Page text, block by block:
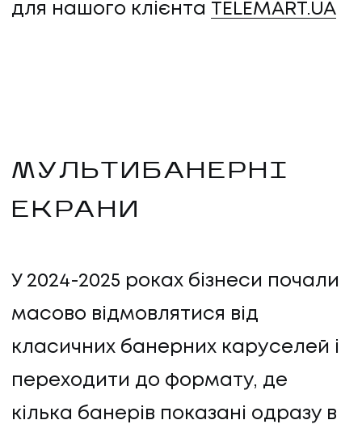
для нашого клієнта
TELEMART.UA
МУЛЬТИБАНЕРНІ
ЕКРАНИ
У 2024-2025 роках бізнеси почали
масово відмовлятися від
класичних банерних каруселей і
переходити до формату, де
кілька банерів показані одразу в